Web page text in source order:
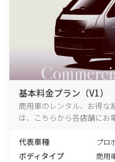
基本料金プラン（V1）
商用車のレンタル、お得な
は、こちらから各店舗にお
代表車種 プロ
ボディタイプ 商用